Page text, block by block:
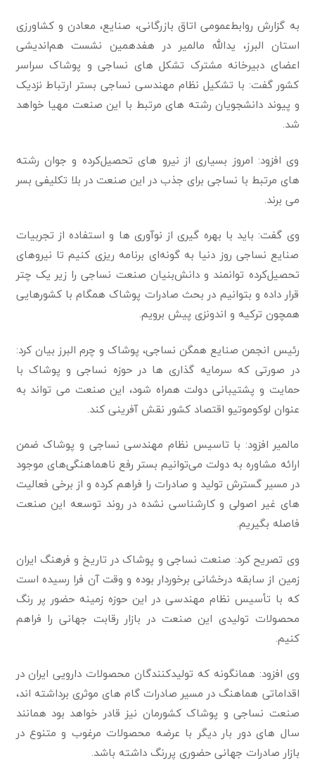
به‌ گزارش روابط‌عمومی اتاق بازرگانی، صنایع، معادن و کشاورزی
استان البرز، یدالله مالمیر در هفدهمین نشست هم‌اندیشی
اعضای دبیرخانه مشترک تشکل های نساجی و پوشاک سراسر
کشور گفت: با تشکیل نظام مهندسی نساجی بستر ارتباط نزدیک
و پیوند دانشجویان رشته های مرتبط با این صنعت مهیا خواهد
شد.
وی افزود: امروز بسیاری از نیرو های تحصیل‌کرده و جوان رشته
های مرتبط با نساجی برای جذب در این صنعت در بلا تکلیفی بسر
می برند.
وی گفت: باید با بهره گیری از نوآوری ها و استفاده از تجربیات
صنایع نساجی روز دنیا به گونه‌ای برنامه ریزی کنیم تا نیرو‌های
تحصیل‌کرده توانمند و دانش‌بنیان صنعت نساجی را زیر یک چتر
قرار داده و بتوانیم‌ در بحث صادرات پوشاک همگام با کشورهایی
همچون ترکیه و اندونزی پیش برویم.
رئیس انجمن صنایع همگن نساجی، پوشاک و چرم البرز بیان کرد:
در صورتی که سرمایه گذاری ها در حوزه نساجی و پوشاک با
حمایت و پشتیبانی دولت همراه شود، این صنعت می تواند به
عنوان لوکوموتیو اقتصاد کشور نقش آفرینی کند.
مالمیر افزود: با تاسیس نظام مهندسی نساجی و پوشاک ضمن
ارائه مشاوره به دولت می‌توانیم بستر رفع ناهماهنگی‌ها‌ی موجود
در مسیر گسترش تولید و صادرات را فراهم کرده و از برخی فعالیت
های غیر اصولی و کارشناسی نشده در روند توسعه این صنعت
فاصله بگیریم.
وی تصریح کرد: صنعت نساجی و پوشاک در تاریخ و فرهنگ ایران
زمین از سابقه درخشانی برخوردار بوده و وقت آن فرا رسیده است
که با تأسیس نظام مهندسی در این حوزه زمینه حضور پر رنگ
محصولات تولیدی این صنعت در بازار رقابت جهانی را فراهم
کنیم.
وی افزود: همانگونه که تولیدکنندگان محصولات دارویی ایران در
اقداماتی هماهنگ در مسیر صادرات گام های موثری برداشته اند،
صنعت نساجی و پوشاک کشورمان نیز قادر خواهد بود همانند
سال های دور بار دیگر با عرضه محصولات مرغوب و متنوع در
بازار صادرات جهانی حضوری پررنگ داشته باشد.